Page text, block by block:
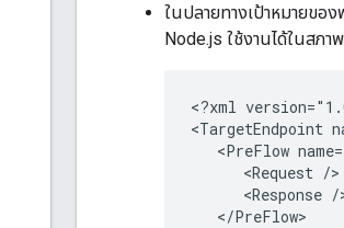
ในปลายทางเป้าหมายขอ
Node.js ใช้งานได้ในสภา
<?xml
<TargetEndpoint
<PreFlow
      <Request />
<Response /
   </PreFlow>